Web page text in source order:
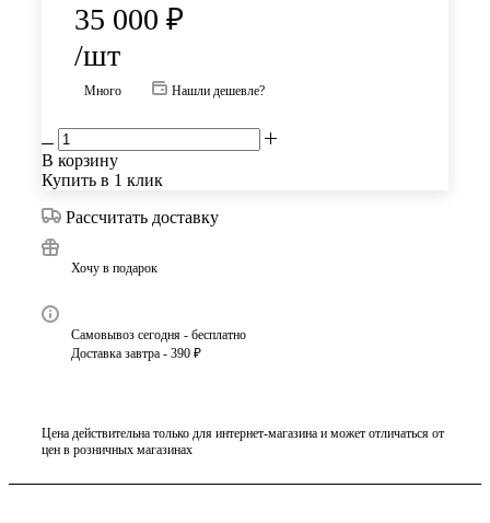
35 000 ₽
/шт
Много Нашли дешевле?
В корзину
Купить в 1 клик
Рассчитать доставку
Хочу в подарок
Самовывоз сегодня - бесплатно
Доставка завтра - 390 ₽
Цена действительна только для интернет-магазина и может отличаться от
цен в розничных магазинах